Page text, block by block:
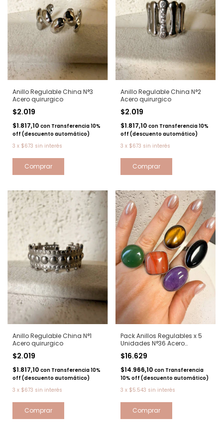
Anillo Regulable China N°3
Acero quirurgico
$2.019
$1.817,10 con Transferencia 10%
off (descuento automático)
3 x $673 sin interés
Anillo Regulable China N°2
Acero quirurgico
$2.019
$1.817,10 con Transferencia 10%
off (descuento automático)
3 x $673 sin interés
Anillo Regulable China N°1
Acero quirurgico
$2.019
$1.817,10 con Transferencia 10%
off (descuento automático)
3 x $673 sin interés
Pack Anillos Regulables x 5
Unidades N°36 Acero
$16.629
$14.966,10 con Transferencia
10% off (descuento automático)
3 x $5.543 sin interés